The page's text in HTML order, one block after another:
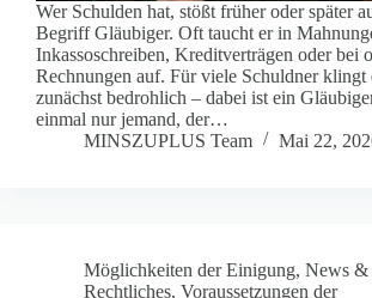
Wer Schulden hat, stößt früher oder später
Begriff Gläubiger. Oft taucht er in
Inkassoschreiben, Kreditverträgen oder bei
Rechnungen auf. Für viele Schuldner klingt
zunächst bedrohlich – dabei ist ein
einmal nur jemand, der…
MINSZUPLUS Team
Mai 22,
Möglichkeiten der Einigung, News &
Rechtliches, Voraussetzungen der